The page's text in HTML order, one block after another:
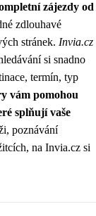
zájezdy od
zdlouhavé
stránek. Invia.cz
si snadno
termín, typ
vám pomohou
splňují vaše
poznávání
na Invia.cz si